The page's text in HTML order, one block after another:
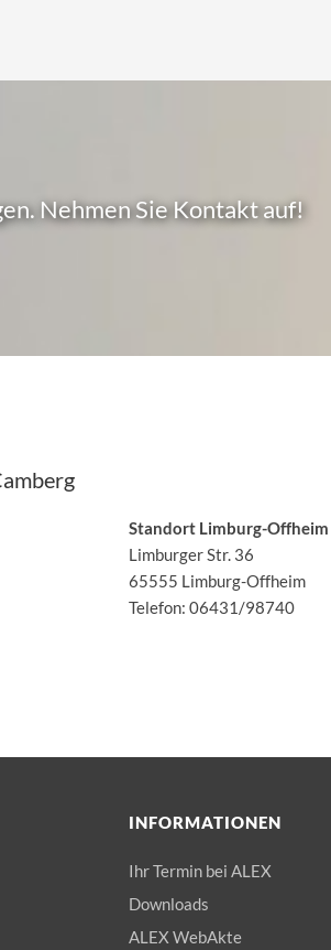
Nehmen Sie Kontakt auf!
Standort Limburg-Offheim
Limburger Str. 36
65555 Limburg-Offheim
Telefon: 06431/98740
INFORMATIONEN
Ihr Termin bei ALEX
Downloads
ALEX WebAkte